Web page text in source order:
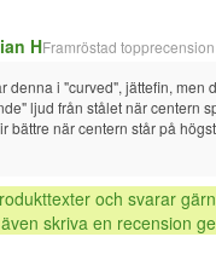
HFramröstad topprecension
denna i "curved", jättefin, men
ljud från stålet när centern
bättre när centern står på
Ursäkta stöket
och svarar
skriva en recension